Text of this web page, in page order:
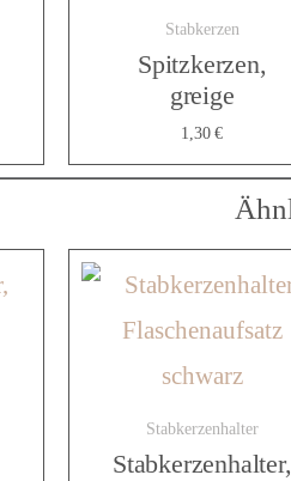
Stabkerzen
Spitzkerzen,
greige
1,30€
Stabkerzenhalter
Stabkerzenhalter,